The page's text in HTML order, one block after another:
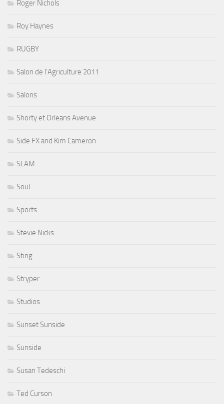
Roger Nichols
Roy Haynes
RUGBY
Salon de l'Agriculture 2011
Salons
Shorty et Orleans Avenue
Side FX and Kim Cameron
SLAM
Soul
Sports
Stevie Nicks
Sting
Stryper
Studios
Sunset Sunside
Sunside
Susan Tedeschi
Ted Curson